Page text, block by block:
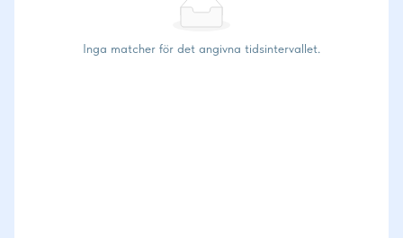
Inga matcher för det angivna tidsintervallet.